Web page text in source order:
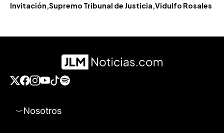
Invitación Supremo Tribunal de Justicia Vidulfo Rosales
Nosotros